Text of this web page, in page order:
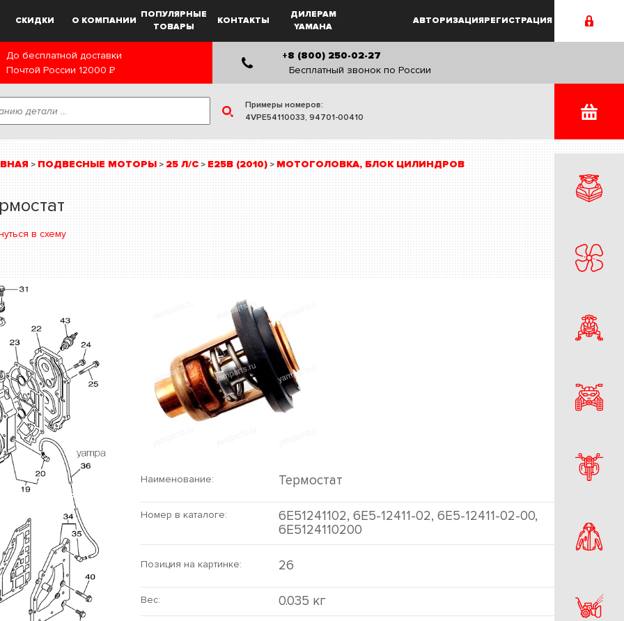
СКИДКИ О КОМПАНИИ
ПОПУЛЯРНЫЕ
ТОВАРЫ
КОНТАКТЫ
ДИЛЕРАМ
YAMAHA
АВТОРИЗАЦИЯРЕГИСТРАЦИЯ
До бесплатной доставки
Почтой России 12000 Р
+8 (800) 250-02-27
Бесплатный звонок по России
Примеры номеров:
4VPE54110033, 94701-00410
> ПОДВЕСНЫЕ МОТОРЫ > 25 Л/С > E25B (2010) > МОТОГОЛОВКА, БЛОК ЦИЛИНДРОВ
в схему
Наименование: Термостат
Номер в каталоге:
6E51241102, 6E5-12411-02, 6E5-12411-02-00,
6E5124110200
Позиция на картинке: 26
Вес: 0.035 кг